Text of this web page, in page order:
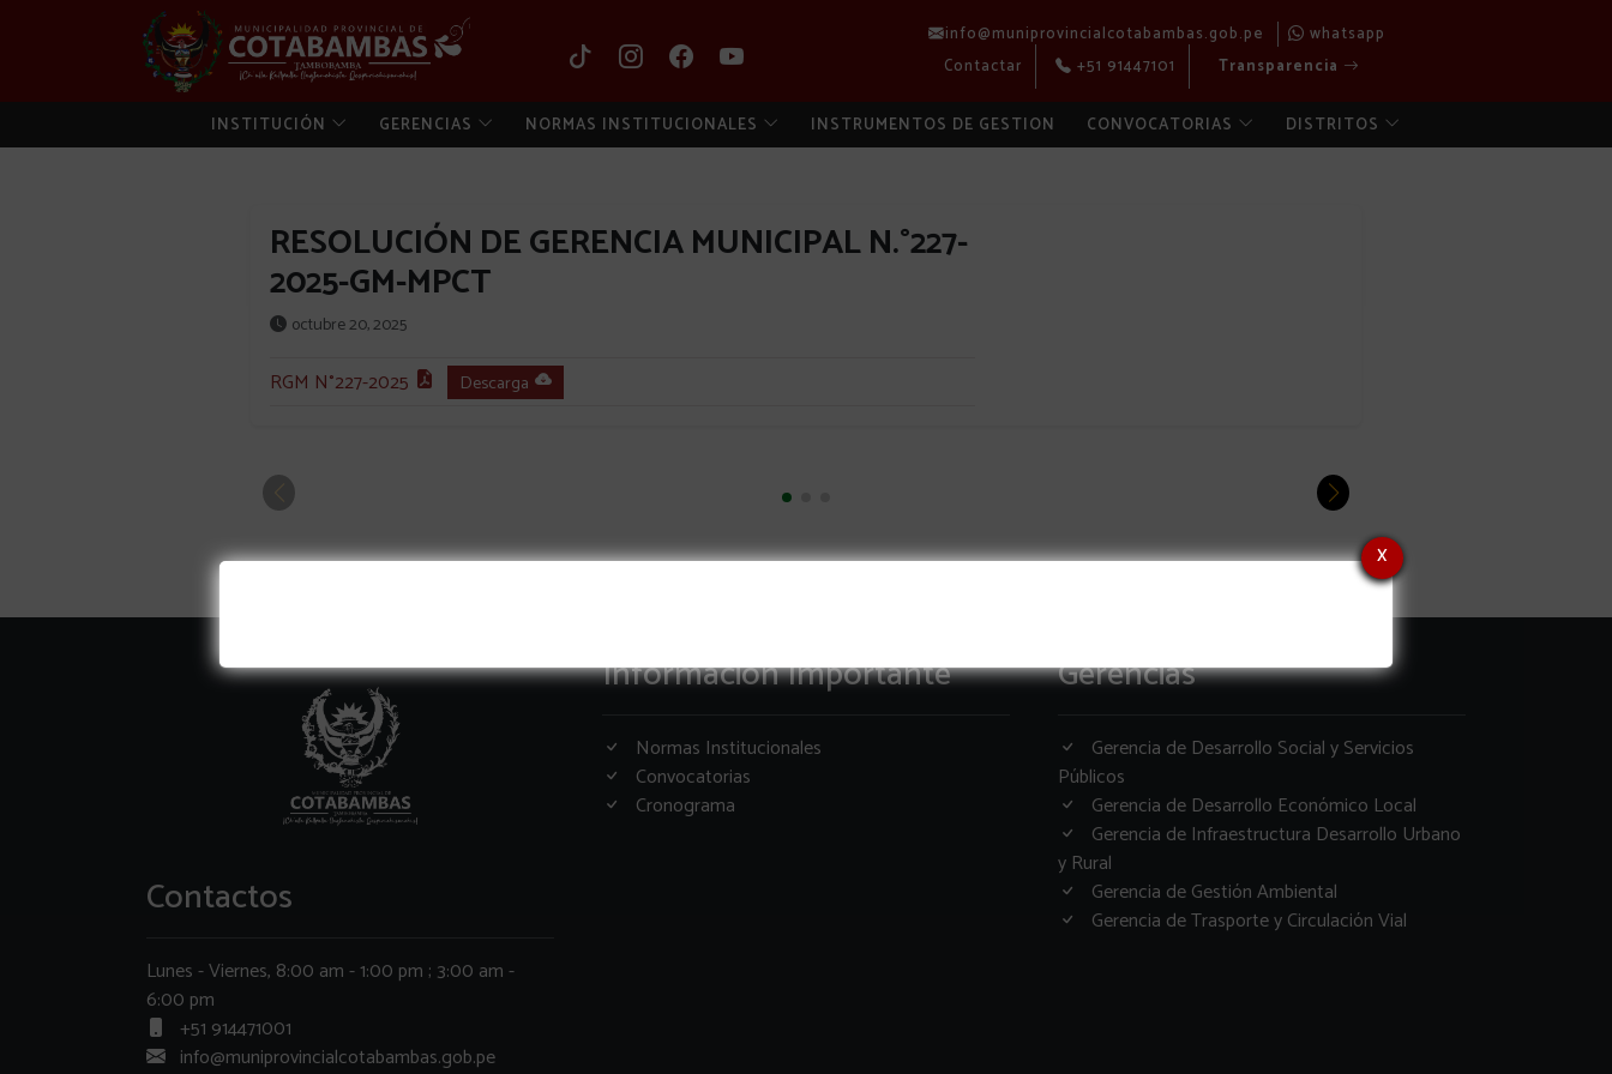
info@muniprovincialcotabambas.gob.pe
whatsapp
Contactar
+51 91447101 Transparencia
INSTITUCIÓN GERENCIAS NORMAS INSTITUCIONALES INSTRUMENTOS DE GESTION CONVOCATORIAS DISTRITOS
RESOLUCIÓN DE GERENCIA MUNICIPAL N.°227-
2025-GM-MPCT
octubre 20, 2025
RGM N°227-2025 Descarga
x
Contactos
Lunes - Viernes, 8:00 am - 1:00 pm ; 3:00 am -
6:00 pm
+51 914471001
info@muniprovincialcotabambas.gob.pe
Informacion Importante
Normas Institucionales
Convocatorias
Cronograma
Gerencias
Gerencia de Desarrollo Social y Servicios
Públicos
Gerencia de Desarrollo Económico Local
Gerencia de Infraestructura Desarrollo Urbano
y Rural
Gerencia de Gestión Ambiental
Gerencia de Trasporte y Circulación Vial